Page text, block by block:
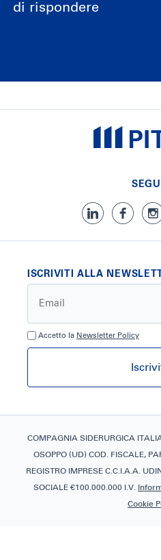
di rispondere
ISCRIVITI ALLA
Accetto la Newsletter Policy
COMPAGNIA SIDERURGICA
OSOPPO (UD) COD. FISCALE,
REGISTRO IMPRESE C.C.I.A.A.
SOCIALE €100.000.000 I.V.
Cookie